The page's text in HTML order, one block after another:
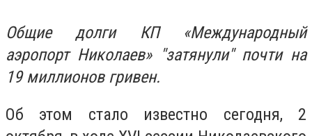
Общие долги КП «Международный
аэропорт Николаев» "затянули" почти на
19 миллионов гривен.
Об этом стало известно сегодня, 2